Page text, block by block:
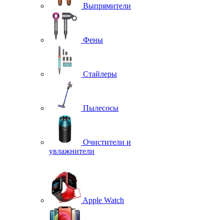
Выпрямители
Фены
Стайлеры
Пылесосы
Очистители и
увлажнители
Apple Watch